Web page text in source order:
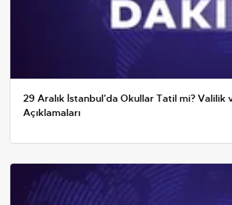
29 Aralık İstanbul'da Okullar Tatil mi? Valilik
Açıklamaları